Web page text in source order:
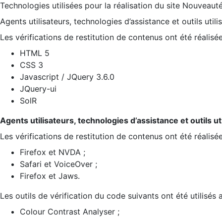
Technologies utilisées pour la réalisation du site
Agents utilisateurs, technologies d’assistance et outils
Les vérifications de restitution de contenus ont été
HTML 5
CSS 3
Javascript / JQuery 3.6.0
JQuery-ui
SolR
Agents utilisateurs, technologies d’assistance et outils
Les vérifications de restitution de contenus ont été
Firefox et NVDA ;
Safari et VoiceOver ;
Firefox et Jaws.
Les outils de vérification du code suivants ont été utilisés
Colour Contrast Analyser ;